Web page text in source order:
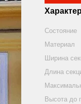
Состояние
Материал
Ширина
Длина
Высота до